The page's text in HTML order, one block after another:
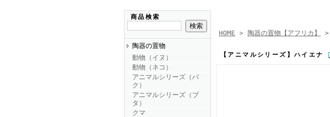
商品検索
陶器の置物
動物（イヌ）
動物（ネコ）
アニマルシリーズ（バ
ク）
アニマルシリーズ（ブ
タ）
クマ
HOME > 陶器の置物【アフリカ】 >
【アニマルシリーズ】ハイエナ